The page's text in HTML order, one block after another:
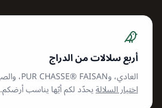
أربع سلالات من الدراج
العادي، وFAISAN ⁦PUR CHASSE®⁩، والصيني، والداكن:
اختيار السلالةيحدّد لكم أيّها يناسب أرضكم.